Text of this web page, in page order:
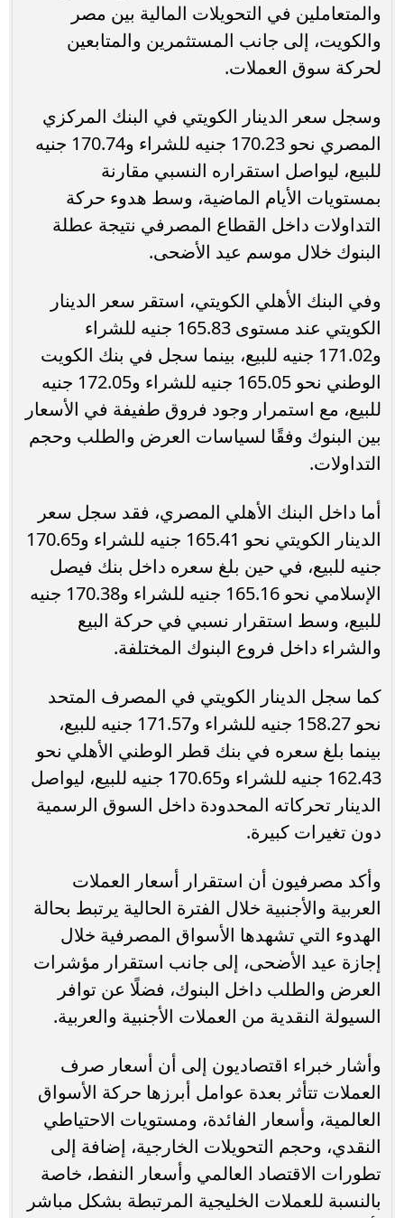
والمتعاملين في التحويلات المالية بين مصر
والكويت، إلى جانب المستثمرين والمتابعين
لحركة سوق العملات.
وسجل سعر الدينار الكويتي في البنك المركزي
المصري نحو 170.23 جنيه للشراء و170.74 جنيه
للبيع، ليواصل استقراره النسبي مقارنة
بمستويات الأيام الماضية، وسط هدوء حركة
التداولات داخل القطاع المصرفي نتيجة عطلة
البنوك خلال موسم عيد الأضحى.
وفي البنك الأهلي الكويتي، استقر سعر الدينار
الكويتي عند مستوى 165.83 جنيه للشراء
و171.02 جنيه للبيع، بينما سجل في بنك الكويت
الوطني نحو 165.05 جنيه للشراء و172.05 جنيه
للبيع، مع استمرار وجود فروق طفيفة في الأسعار
بين البنوك وفقًا لسياسات العرض والطلب وحجم
التداولات.
أما داخل البنك الأهلي المصري، فقد سجل سعر
الدينار الكويتي نحو 165.41 جنيه للشراء و170.65
جنيه للبيع، في حين بلغ سعره داخل بنك فيصل
الإسلامي نحو 165.16 جنيه للشراء و170.38 جنيه
للبيع، وسط استقرار نسبي في حركة البيع
والشراء داخل فروع البنوك المختلفة.
كما سجل الدينار الكويتي في المصرف المتحد
نحو 158.27 جنيه للشراء و171.57 جنيه للبيع،
بينما بلغ سعره في بنك قطر الوطني الأهلي نحو
162.43 جنيه للشراء و170.65 جنيه للبيع، ليواصل
الدينار تحركاته المحدودة داخل السوق الرسمية
دون تغيرات كبيرة.
وأكد مصرفيون أن استقرار أسعار العملات
العربية والأجنبية خلال الفترة الحالية يرتبط بحالة
الهدوء التي تشهدها الأسواق المصرفية خلال
إجازة عيد الأضحى، إلى جانب استقرار مؤشرات
العرض والطلب داخل البنوك، فضلًا عن توافر
السيولة النقدية من العملات الأجنبية والعربية.
وأشار خبراء اقتصاديون إلى أن أسعار صرف
العملات تتأثر بعدة عوامل أبرزها حركة الأسواق
العالمية، وأسعار الفائدة، ومستويات الاحتياطي
النقدي، وحجم التحويلات الخارجية، إضافة إلى
تطورات الاقتصاد العالمي وأسعار النفط، خاصة
بالنسبة للعملات الخليجية المرتبطة بشكل مباشر